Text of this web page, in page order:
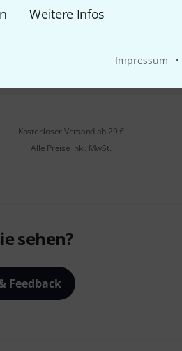
Weitere Infos
Impressum ·
Zischlaute und entfernt
und waschbare Pro-Filter
Kostenloser Versand ab 29 €
Alle Preise inkl. MwSt.
sehen?
Feedback